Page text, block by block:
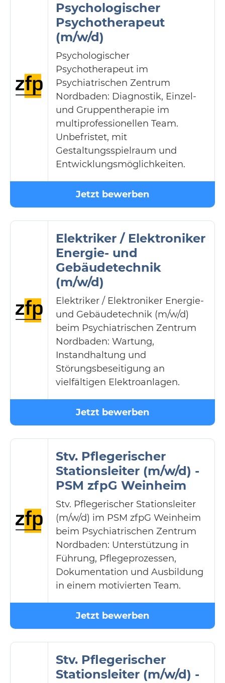
Psychologischer
Psychotherapeut
(m/w/d)
Psychologischer
Psychotherapeut im
Psychiatrischen Zentrum
Nordbaden: Diagnostik, Einzel-
und Gruppentherapie im
multiprofessionellen Team.
Unbefristet, mit
Gestaltungsspielraum und
Entwicklungsmöglichkeiten.
Jetzt bewerben
Elektriker / Elektroniker
Energie- und
Gebäudetechnik
(m/w/d)
Elektriker / Elektroniker Energie-
und Gebäudetechnik (m/w/d)
beim Psychiatrischen Zentrum
Nordbaden: Wartung,
Instandhaltung und
Störungsbeseitigung an
vielfältigen Elektroanlagen.
Jetzt bewerben
Stv. Pflegerischer
Stationsleiter (m/w/d) -
PSM zfpG Weinheim
Stv. Pflegerischer Stationsleiter
(m/w/d) im PSM zfpG Weinheim
beim Psychiatrischen Zentrum
Nordbaden: Unterstützung in
Führung, Pflegeprozessen,
Dokumentation und Ausbildung
in einem motivierten Team.
Jetzt bewerben
Stv. Pflegerischer
Stationsleiter (m/w/d) -